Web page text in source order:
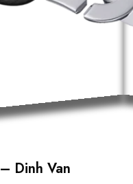
– Dinh Van